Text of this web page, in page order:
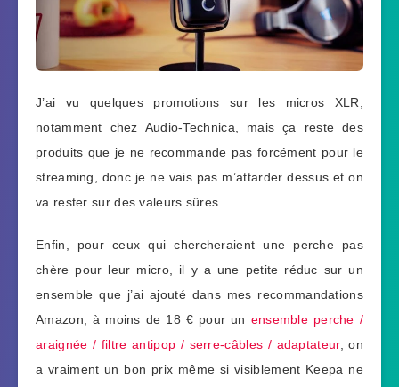
J’ai vu quelques promotions sur les micros XLR,
notamment chez Audio-Technica, mais ça reste des
produits que je ne recommande pas forcément pour le
streaming, donc je ne vais pas m’attarder dessus et on
va rester sur des valeurs sûres.
Enfin, pour ceux qui chercheraient une perche pas
chère pour leur micro, il y a une petite réduc sur un
ensemble que j’ai ajouté dans mes recommandations
Amazon, à moins de 18 € pour un ensemble perche /
araignée / filtre antipop / serre-câbles / adaptateur, on
a vraiment un bon prix même si visiblement Keepa ne